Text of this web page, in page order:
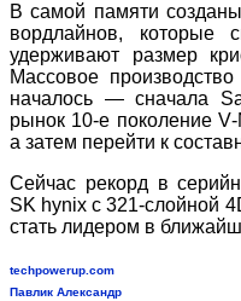
В самой памяти
вордлайнов, которые
удерживают размер
Массовое
началось — сначала
рынок 10‑е поколение V‑
а затем перейти к
Сейчас рекорд в
SK hynix с 321‑слойной
стать лидером в
techpowerup.com
Павлик Александр